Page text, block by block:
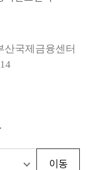
산국제금융센터